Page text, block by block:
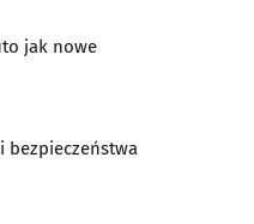
jak nowe
bezpieczeństwa